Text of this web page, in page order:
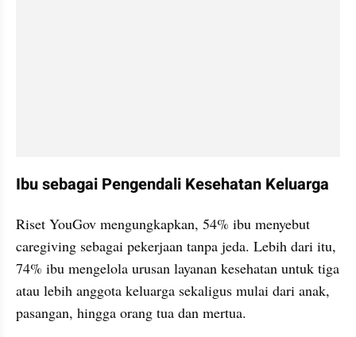
Ibu sebagai Pengendali Kesehatan Keluarga
Riset YouGov mengungkapkan, 54% ibu menyebut
caregiving sebagai pekerjaan tanpa jeda. Lebih dari itu,
74% ibu mengelola urusan layanan kesehatan untuk tiga
atau lebih anggota keluarga sekaligus mulai dari anak,
pasangan, hingga orang tua dan mertua.